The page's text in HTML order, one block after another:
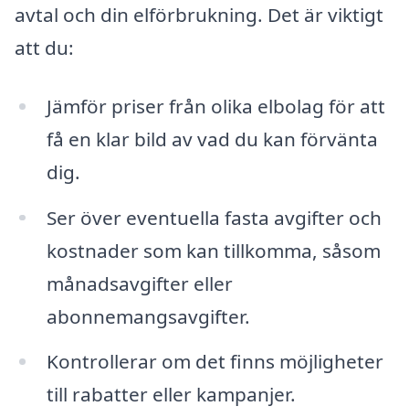
avtal och din elförbrukning. Det är viktigt
att du:
Jämför priser från olika elbolag för att
få en klar bild av vad du kan förvänta
dig.
Ser över eventuella fasta avgifter och
kostnader som kan tillkomma, såsom
månadsavgifter eller
abonnemangsavgifter.
Kontrollerar om det finns möjligheter
till rabatter eller kampanjer.